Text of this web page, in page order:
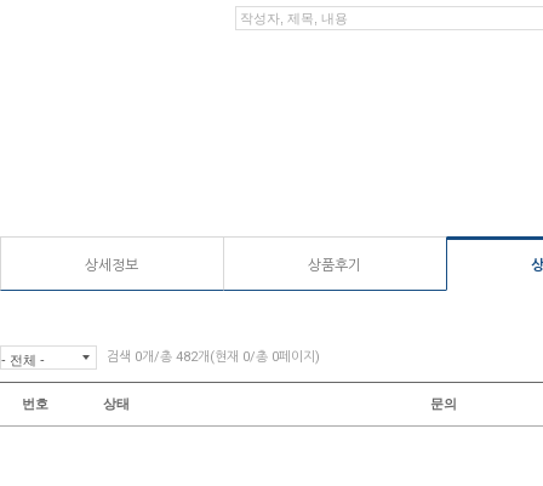
상세정보 상품후기